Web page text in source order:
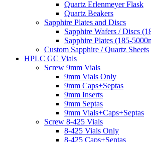
Quartz Erlenmeyer Flask
Quartz Beakers
Sapphire Plates and Discs
Sapphire Wafers / Discs
Sapphire Plates (185-
Custom Sapphire / Quartz Sheets
HPLC GC Vials
Screw 9mm Vials
9mm Vials Only
9mm Caps+Septas
9mm Inserts
9mm Septas
9mm Vials+Caps+Septas
Screw 8-425 Vials
8-425 Vials Only
8-425 Caps+Septas